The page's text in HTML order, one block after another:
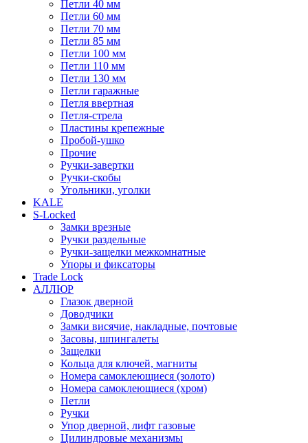
Петли 40 мм
Петли 60 мм
Петли 70 мм
Петли 85 мм
Петли 100 мм
Петли 110 мм
Петли 130 мм
Петли гаражные
Петля ввертная
Петля-стрела
Пластины крепежные
Пробой-ушко
Прочие
Ручки-завертки
Ручки-скобы
Угольники, уголки
KALE
S-Locked
Замки врезные
Ручки раздельные
Ручки-защелки межкомнатные
Упоры и фиксаторы
Trade Lock
АЛЛЮР
Глазок дверной
Доводчики
Замки висячие, накладные, почтовые
Засовы, шпингалеты
Защелки
Кольца для ключей, магниты
Номера самоклеющиеся (золото)
Номера самоклеющиеся (хром)
Петли
Ручки
Упор дверной, лифт газовые
Цилиндровые механизмы